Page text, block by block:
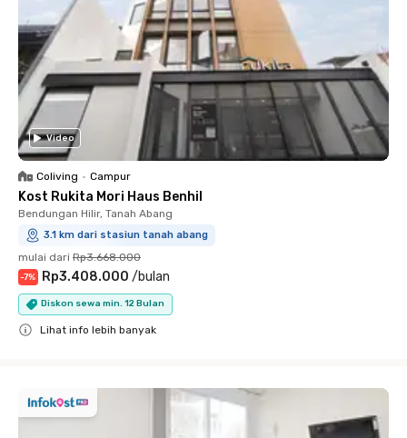
Video
Coliving • Campur
Kost Rukita Mori Haus Benhil
Bendungan Hilir, Tanah Abang
3.1 km dari stasiun tanah abang
mulai dari Rp3.668.000
-7% Rp3.408.000 /bulan
Diskon sewa min. 12 Bulan
Lihat info lebih banyak